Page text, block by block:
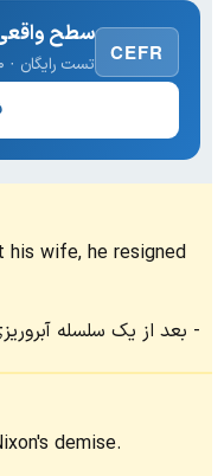
CEFR
سطح
تست رایگان · ۳۰ سوال · نتیجه فوری
wife, he resigned
بعد از یک سلسله
demise.